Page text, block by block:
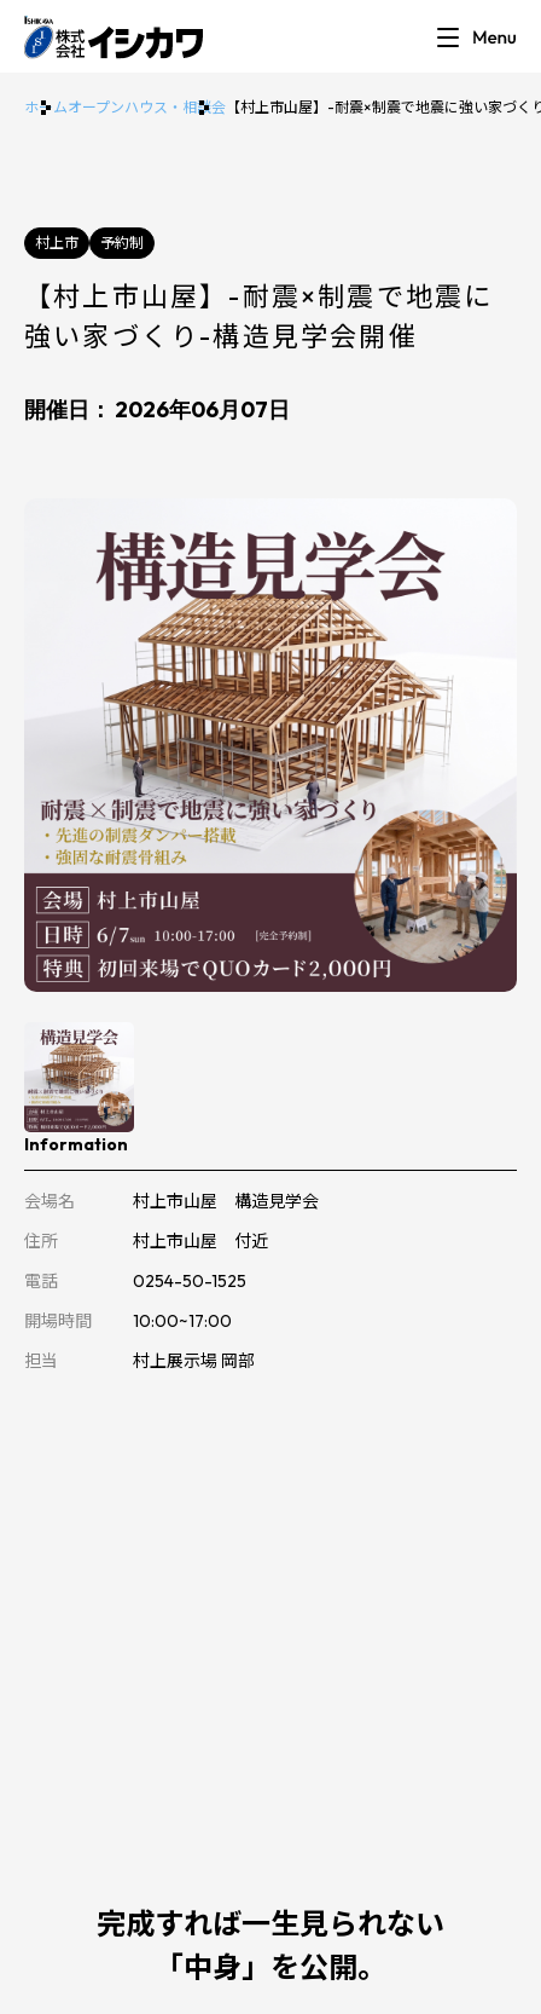
ホームオープンハウス・相談会 【村上市山屋】-耐震×制震で地震に強い家づく
村上市 予約制
【村上市山屋】-耐震×制震で地震に
強い家づくり-構造見学会開催
開催日： 2026年06月07日
Information
会場名
村上市山屋 構造見学会
住所
村上市山屋 付近
電話
0254-50-1525
開場時間
10:00~17:00
担当
村上展示場 岡部
完成すれば一生見られない
「中身」を公開。